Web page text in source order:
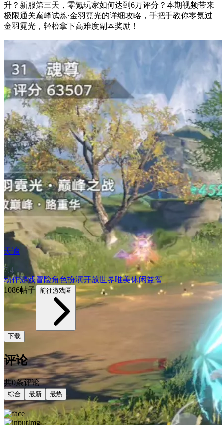
升？新服第三天，零氪玩家如何达到6万评分？本期视频带来
极限通关巅峰试炼·金羽霓光的详细攻略，手把手教你零氪过
金羽霓光，轻松拿下高难度副本奖励！
天谕
7.4
动作游戏冒险角色扮演开放世界唯美休闲益智
1086帖子 前往游戏圈
下载
评论
共0条评论
综合 最新 最热